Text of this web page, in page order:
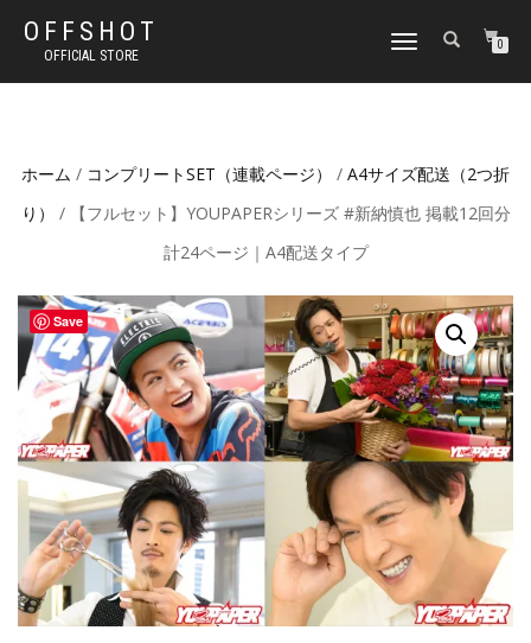
OFFSHOT
OFFICIAL STORE
ナ
ゲ
ン
り
0
ホーム / コンプリートSET（連載ページ） / A4サイズ配送（2つ折
り）
/ 【フルセット】YOUPAPERシリーズ #新納慎也 掲載12回分
計24ページ｜A4配送タイプ
Save